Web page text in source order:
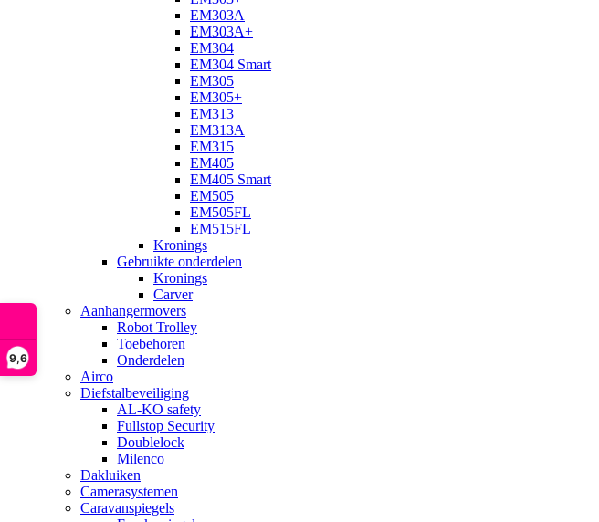
9,6
EM303A
EM303A+
EM304
EM304 Smart
EM305
EM305+
EM313
EM313A
EM315
EM405
EM405 Smart
EM505
EM505FL
EM515FL
Kronings
Gebruikte onderdelen
Kronings
Carver
Aanhangermovers
Robot Trolley
Toebehoren
Onderdelen
Airco
Diefstalbeveiliging
AL-KO safety
Fullstop Security
Doublelock
Milenco
Dakluiken
Camerasystemen
Caravanspiegels